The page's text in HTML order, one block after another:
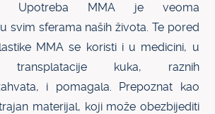
Upotreba MMA je veoma
svim sferama naših života. Te pored
MMA se koristi i u medicini, u
transplatacije kuka, raznih
i pomagala. Prepoznat kao
materijal, koji može obezbijediti